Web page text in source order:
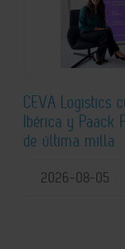
CEVA Logistics
Ibérica y Paack
de última milla
2026-08-05